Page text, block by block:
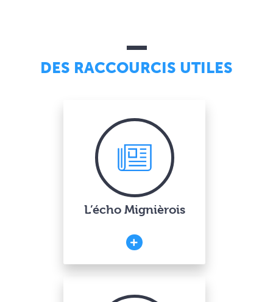
DES RACCOURCIS UTILES
L’écho Mignièrois